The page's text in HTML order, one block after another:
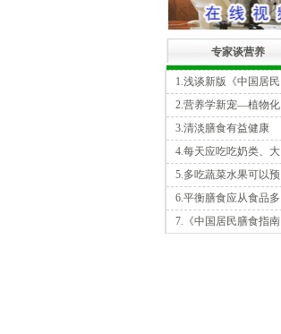
专家谈营养
1.浅谈新版《中国居民
2.营养学新宠—植物化
3.清淡膳食有益健康
4.每天应吃吃奶类、大
5.多吃蔬菜水果可以预
6.平衡膳食应从食品多
7.《中国居民膳食指南